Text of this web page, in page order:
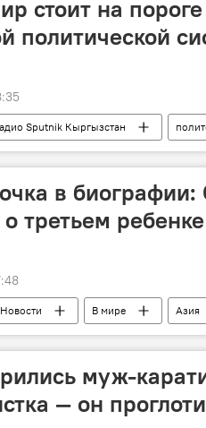
стоит на
политической
Sputnik Кыргызстан
в
третьем
Новости В мире Азия
муж-
— он